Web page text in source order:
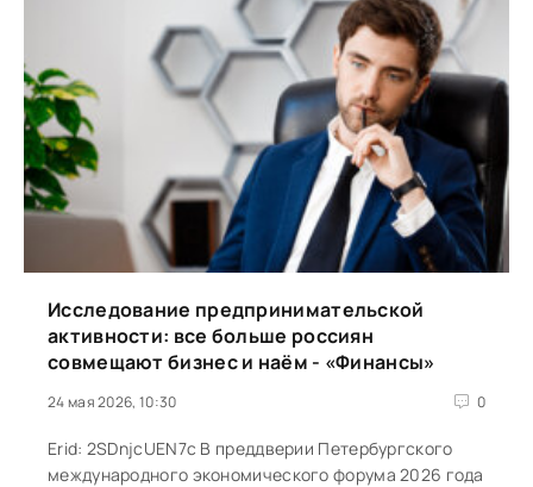
Исследование предпринимательской
активности: все больше россиян
совмещают бизнес и наём - «Финансы»
24 мая 2026, 10:30 0
Erid: 2SDnjcUEN7c В преддверии Петербургского
международного экономического форума 2026 года